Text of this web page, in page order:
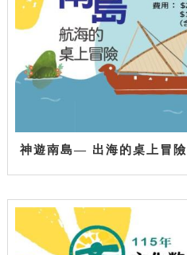
神遊南島— 出海的桌上冒險